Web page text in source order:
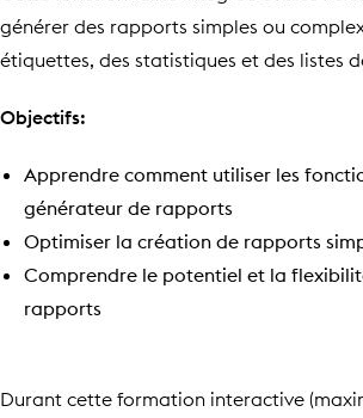
générer des rapports simples ou
étiquettes, des statistiques et des listes
Objectifs:
Apprendre comment utiliser les
générateur de rapports
Optimiser la création de rapports
Comprendre le potentiel et la
rapports
Durant cette formation interactive